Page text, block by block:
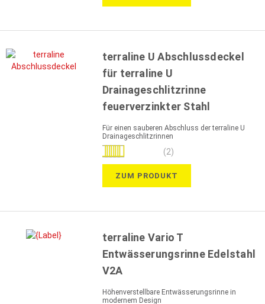
terraline U Abschlussdeckel
für terraline U
Drainageschlitzrinne
feuerverzinkter Stahl
Für einen sauberen Abschluss der terraline U
Drainageschlitzrinnen
Bewertung:
70%
(2)
ZUM PRODUKT
terraline Vario T
Entwässerungsrinne Edelstahl
V2A
Höhenverstellbare Entwässerungsrinne in
modernem Design